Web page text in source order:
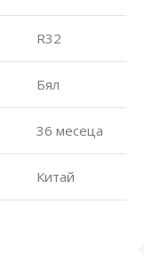
R32
Бял
36 месеца
Китай